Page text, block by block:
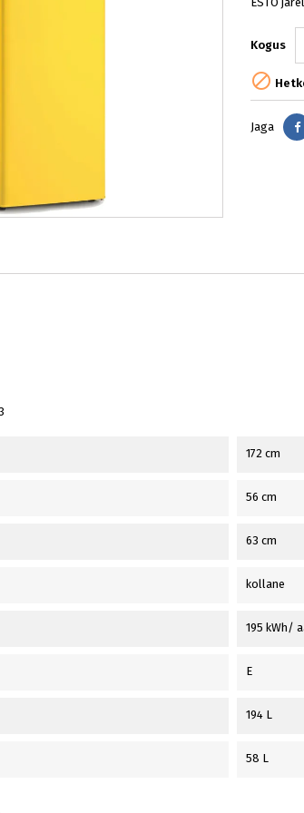
Kogus

Jaga
172 cm
56 cm
63 cm
kollane
195 kWh/
E
194 L
58 L